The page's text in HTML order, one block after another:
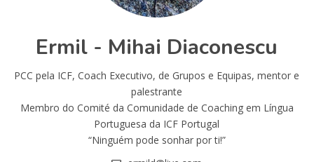
Ermil - Mihai Diaconescu
PCC pela ICF, Coach Executivo, de Grupos e Equipas, mentor e
palestrante
Membro do Comité da Comunidade de Coaching em Língua
Portuguesa da ICF Portugal
“Ninguém pode sonhar por ti!”